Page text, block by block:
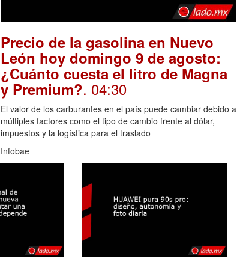
Precio de la gasolina en Nuevo
León hoy domingo 9 de agosto:
¿Cuánto cuesta el litro de Magna
y Premium?. 04:30
El valor de los carburantes en el país puede cambiar debido a
múltiples factores como el tipo de cambio frente al dólar,
impuestos y la logística para el traslado
Infobae